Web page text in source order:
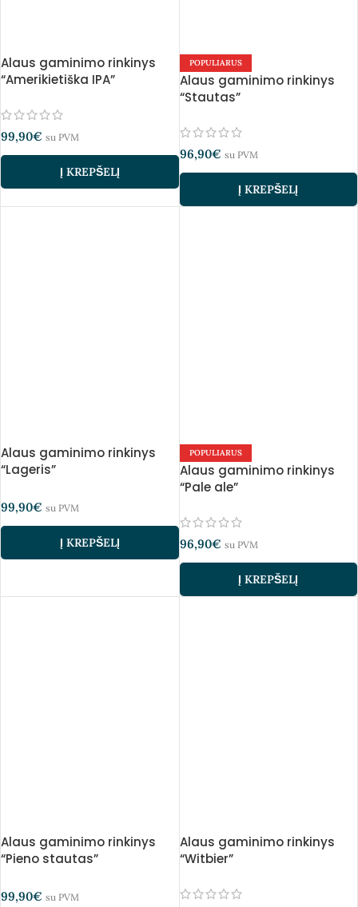
Alaus gaminimo rinkinys
“Amerikietiška IPA”
99,90€ su PVM
Į KREPŠELĮ
POPULIARUS
Alaus gaminimo rinkinys
“Stautas”
96,90€ su PVM
Į KREPŠELĮ
Alaus gaminimo rinkinys
“Lageris”
99,90€ su PVM
Į KREPŠELĮ
POPULIARUS
Alaus gaminimo rinkinys
“Pale ale”
96,90€ su PVM
Į KREPŠELĮ
Alaus gaminimo rinkinys
“Pieno stautas”
99,90€ su PVM
Alaus gaminimo rinkinys
“Witbier”